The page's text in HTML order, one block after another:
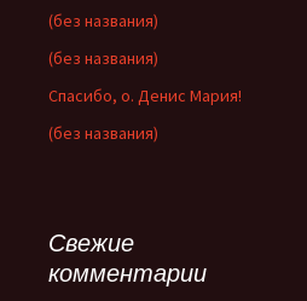
(без названия)
(без названия)
Спасибо, о. Денис Мария!
(без названия)
Свежие
комментарии